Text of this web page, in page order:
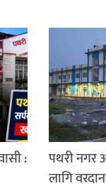
:
पथरी नगर
लागि